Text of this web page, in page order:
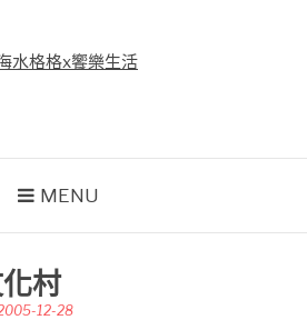
MENU
村
12-28